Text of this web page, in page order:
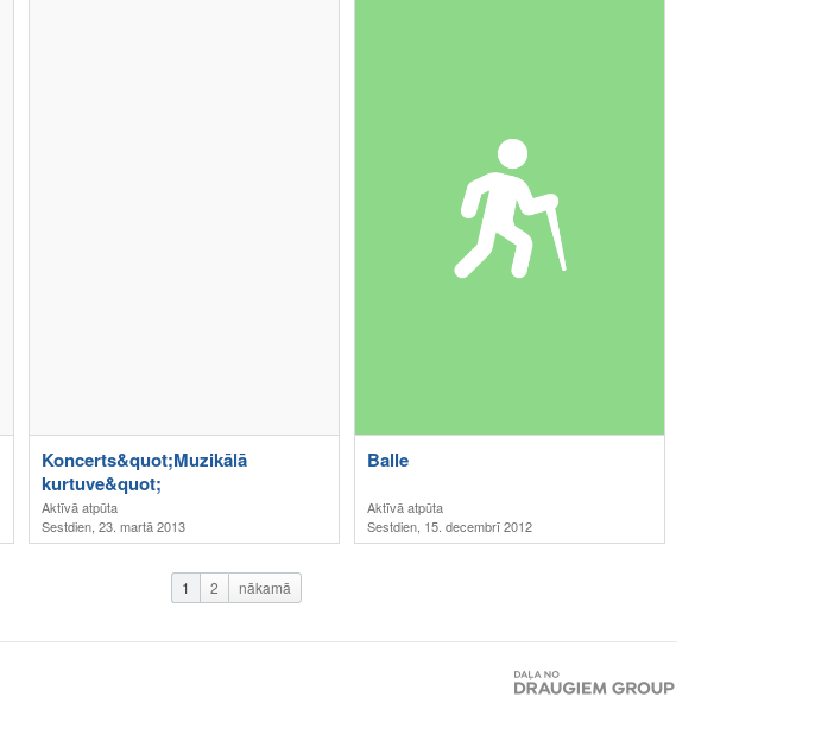
Koncerts&quot;Muzikālā
kurtuve&quot;
Aktīvā atpūta
Sestdien, 23. martā 2013
Balle
Aktīvā atpūta
Sestdien, 15. decembrī 2012
1 2 nākamā